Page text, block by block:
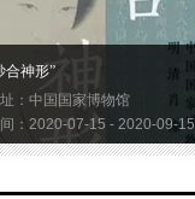
合神形”
：中国国家博物馆
：2020-07-15 - 2020-09-15